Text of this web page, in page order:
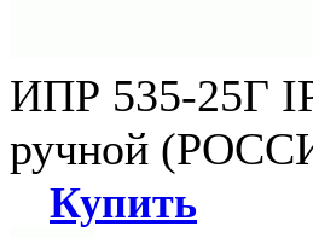
ИПР 535-25Г
ручной
Купить